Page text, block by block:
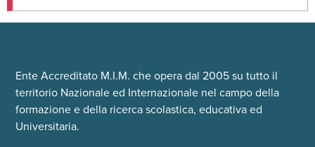
Ente Accreditato M.I.M. che opera dal 2005 su tutto il
territorio Nazionale ed Internazionale nel campo della
formazione e della ricerca scolastica, educativa ed
Universitaria.